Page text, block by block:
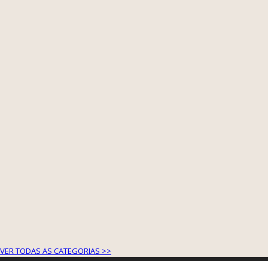
VER TODAS AS CATEGORIAS >>